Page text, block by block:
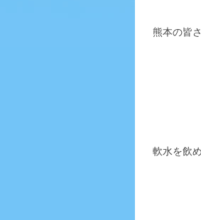
熊本の皆
軟水を飲